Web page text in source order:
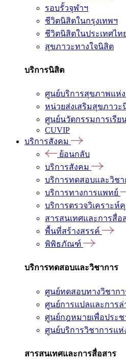
รอบรั้วจุฬาฯ
ชีวิตนิสิตในกรุงเทพฯ
ชีวิตนิสิตในประเทศไท
สุขภาวะทางใจนิสิต
บริการนิสิต
ศูนย์บริการสุขภาพแห่
หน่วยส่งเสริมสุขภาวะ
ศูนย์นวัตกรรมการเรียน
CUVIP
บริการสังคม
ย้อนกลับ
บริการสังคม
บริการทดสอบและวิชา
บริการทางการแพทย์
บริการตรวจวิเคราะห์
สารสนเทศและการสื่อ
พื้นที่สร้างสรรค์
พิพิธภัณฑ์
บริการทดสอบและวิชาการ
ศูนย์ทดสอบทางวิชากา
ศูนย์การแปลและการล่
ศูนย์กฎหมายเพื่อประ
ศูนย์บริการวิชาการแ
สารสนเทศและการสื่อสาร